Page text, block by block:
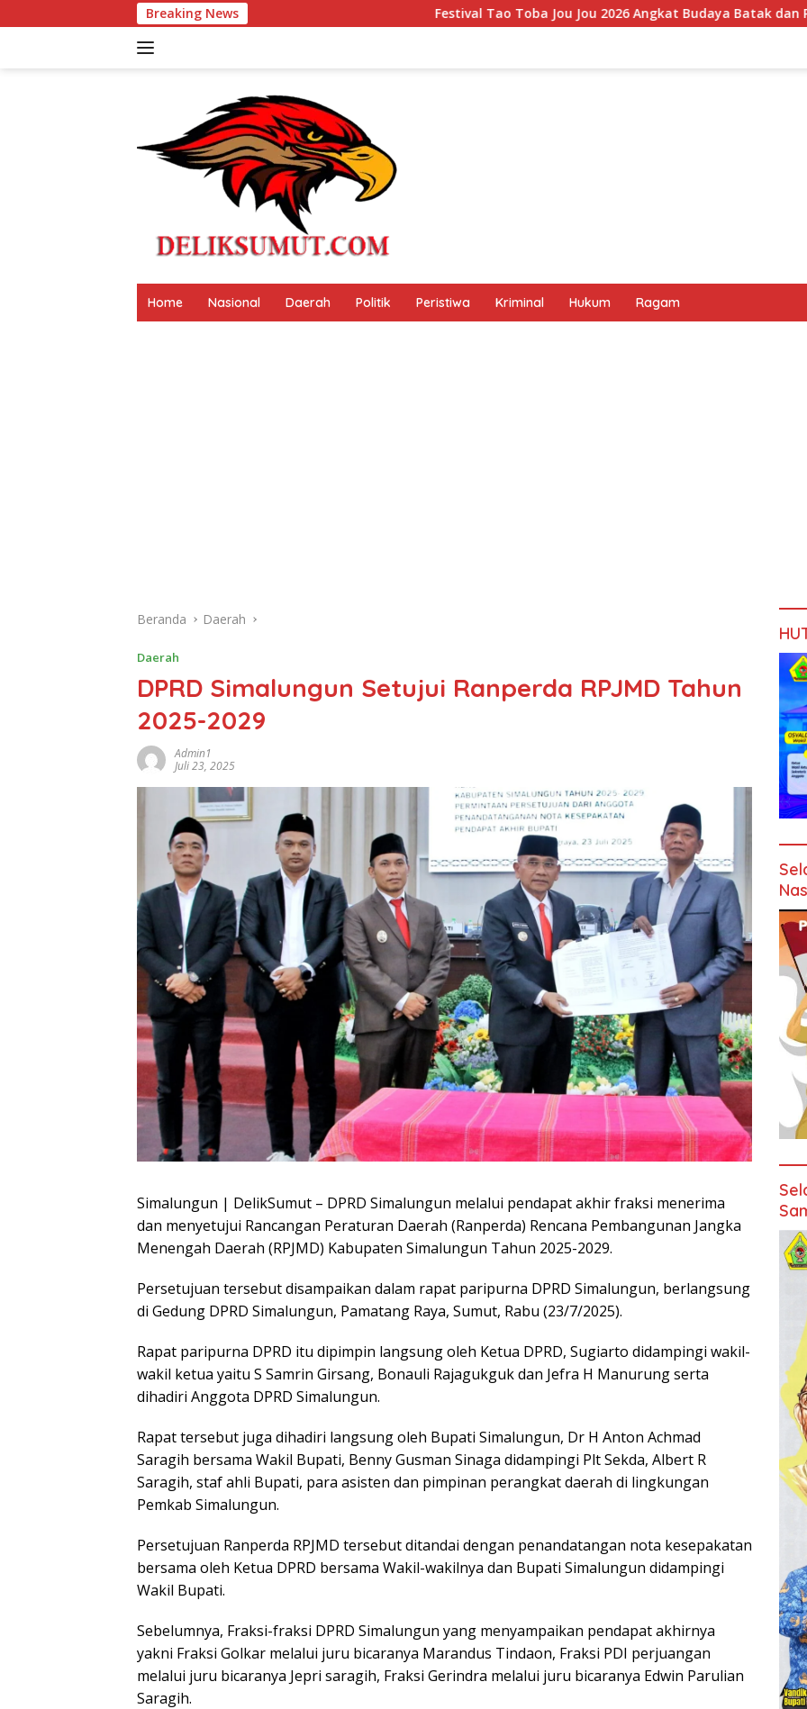
ke
Breaking News Festival Tao Toba Jou Jou 2026 Angkat Budaya Batak dan Pariwisata Samosir, UMKM
Home Nasional Daerah Politik Peristiwa Kriminal Hukum Ragam
Beranda Daerah
Daerah
DPRD Simalungun Setujui Ranperda RPJMD Tahun
2025-2029
Admin1
Juli 23, 2025
Simalungun | DelikSumut – DPRD Simalungun melalui pendapat akhir fraksi menerima
dan menyetujui Rancangan Peraturan Daerah (Ranperda) Rencana Pembangunan Jangka
Menengah Daerah (RPJMD) Kabupaten Simalungun Tahun 2025-2029.
Persetujuan tersebut disampaikan dalam rapat paripurna DPRD Simalungun, berlangsung
di Gedung DPRD Simalungun, Pamatang Raya, Sumut, Rabu (23/7/2025).
Rapat paripurna DPRD itu dipimpin langsung oleh Ketua DPRD, Sugiarto didampingi wakil-
wakil ketua yaitu S Samrin Girsang, Bonauli Rajagukguk dan Jefra H Manurung serta
dihadiri Anggota DPRD Simalungun.
Rapat tersebut juga dihadiri langsung oleh Bupati Simalungun, Dr H Anton Achmad
Saragih bersama Wakil Bupati, Benny Gusman Sinaga didampingi Plt Sekda, Albert R
Saragih, staf ahli Bupati, para asisten dan pimpinan perangkat daerah di lingkungan
Pemkab Simalungun.
Persetujuan Ranperda RPJMD tersebut ditandai dengan penandatangan nota kesepakatan
bersama oleh Ketua DPRD bersama Wakil-wakilnya dan Bupati Simalungun didampingi
Wakil Bupati.
Sebelumnya, Fraksi-fraksi DPRD Simalungun yang menyampaikan pendapat akhirnya
yakni Fraksi Golkar melalui juru bicaranya Marandus Tindaon, Fraksi PDI perjuangan
melalui juru bicaranya Jepri saragih, Fraksi Gerindra melalui juru bicaranya Edwin Parulian
Saragih.